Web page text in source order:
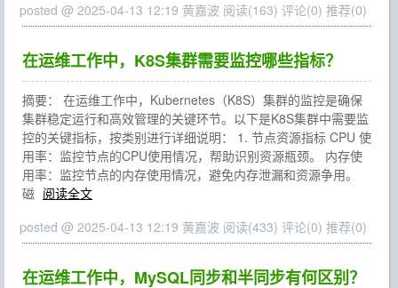
posted @ 2025-04-13 12:19 黄嘉波 阅读(163) 评论(0) 推荐(0)
在运维工作中，K8S集群需要监控哪些指标？
摘要： 在运维工作中，Kubernetes（K8S）集群的监控是确保
集群稳定运行和高效管理的关键环节。以下是K8S集群中需要监
控的关键指标，按类别进行详细说明： 1. 节点资源指标 CPU 使
用率：监控节点的CPU使用情况，帮助识别资源瓶颈。 内存使
用率：监控节点的内存使用情况，避免内存泄漏和资源争用。
磁 阅读全文
posted @ 2025-04-13 12:19 黄嘉波 阅读(433) 评论(0) 推荐(0)
在运维工作中，MySQL同步和半同步有何区别？